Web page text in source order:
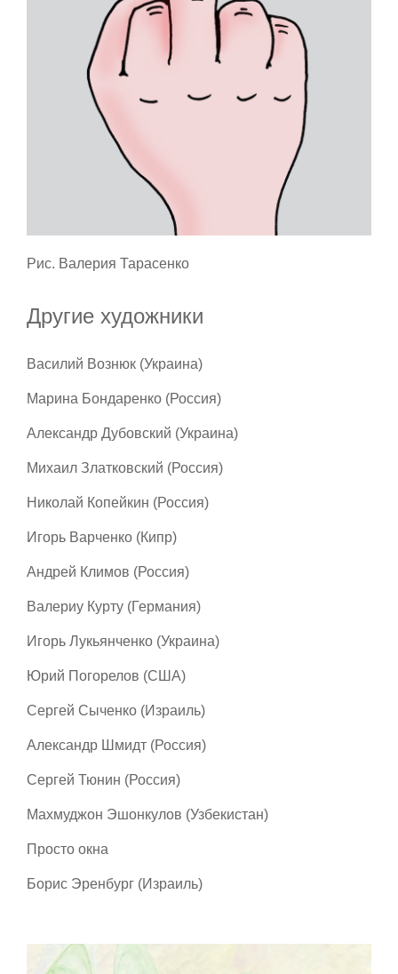
Рис. Валерия Тарасенко
Другие художники
Василий Вознюк (Украина)
Марина Бондаренко (Россия)
Александр Дубовский (Украина)
Михаил Златковский (Россия)
Николай Копейкин (Россия)
Игорь Варченко (Кипр)
Андрей Климов (Россия)
Валериу Курту (Германия)
Игорь Лукьянченко (Украина)
Юрий Погорелов (США)
Сергей Сыченко (Израиль)
Александр Шмидт (Россия)
Сергей Тюнин (Россия)
Махмуджон Эшонкулов (Узбекистан)
Просто окна
Борис Эренбург (Израиль)